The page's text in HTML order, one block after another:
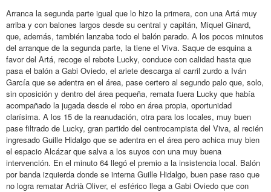
Arranca la segunda parte igual que lo hizo la primera, con una Artá muy
arriba y con balones largos desde su central y capitán, Miquel Ginard,
que, además, también lanzaba todo el balón parado. A los pocos minutos
del arranque de la segunda parte, la tiene el Viva. Saque de esquina a
favor del Artá, recoge el rebote Lucky, conduce con calidad hasta que
pasa el balón a Gabi Oviedo, el ariete descarga al carril zurdo a Iván
García que se adentra en el área, pase certero al segundo palo que, solo,
sin oposición y dentro del área pequeña, remata fuera Lucky que había
acompañado la jugada desde el robo en área propia, oportunidad
clarísima. A los 15 de la reanudación, otra para los locales, muy buen
pase filtrado de Lucky, gran partido del centrocampista del Viva, al recién
ingresado Guille Hidalgo que se adentra en el área pero achica muy bien
el espacio Alcázar que salva a los suyos con una muy buena
intervención. En el minuto 64 llegó el premio a la insistencia local. Balón
por banda izquierda donde se interna Guille Hidalgo, buen pase raso que
no logra rematar Adrià Oliver, el esférico llega a Gabi Oviedo que con